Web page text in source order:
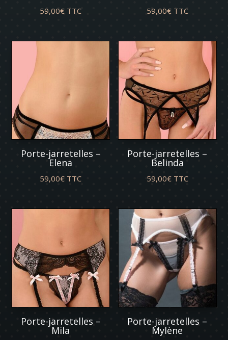
59,00€ TTC 59,00€ TTC
Porte-jarretelles –
Elena
59,00€ TTC
Porte-jarretelles –
Belinda
59,00€ TTC
Porte-jarretelles –
Mila
Porte-jarretelles –
Mylène